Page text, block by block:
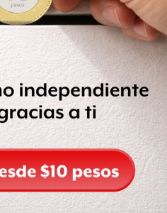
poder en 2012, más de un
fueron castigados de